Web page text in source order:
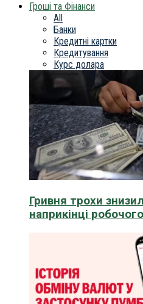
Гроші та Фінанси
All
Банки
Кредитні картки
Кредитування
Курс долара
Гривня трохи
наприкінці